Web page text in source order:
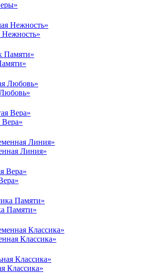
Нежность»
Линия»
Памяти»
Классика»
Классика»